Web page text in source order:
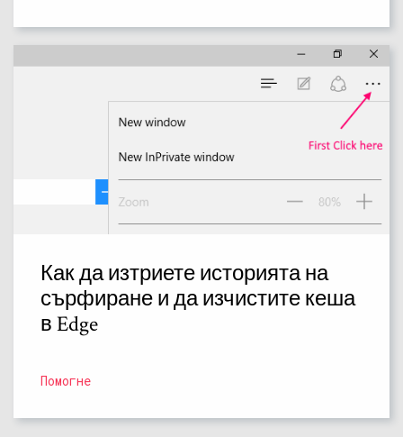
Как да изтриете историята на
сърфиране и да изчистите кеша
в Edge
Помогне